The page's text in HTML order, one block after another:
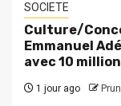
SOCIETE
Culture/
Emmanuel
avec 10
1 jour ago